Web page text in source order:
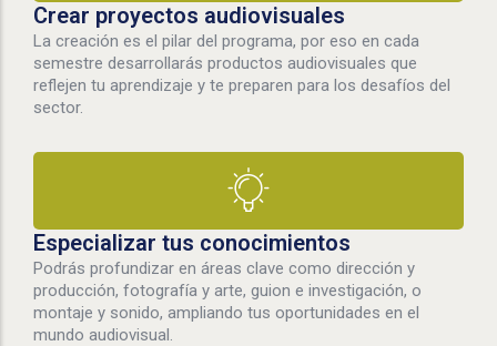
Crear proyectos audiovisuales
La creación es el pilar del programa, por eso en cada
semestre desarrollarás productos audiovisuales que
reflejen tu aprendizaje y te preparen para los desafíos del
sector.
Especializar tus conocimientos
Podrás profundizar en áreas clave como dirección y
producción, fotografía y arte, guion e investigación, o
montaje y sonido, ampliando tus oportunidades en el
mundo audiovisual.